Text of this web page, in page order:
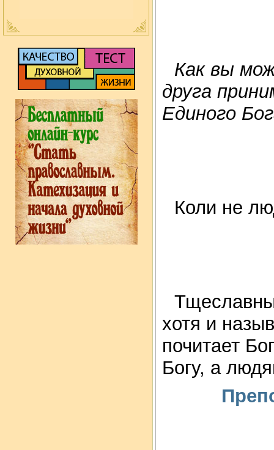
Как вы
друга
Единого
Коли не
хотя и
почитает
Богу, а